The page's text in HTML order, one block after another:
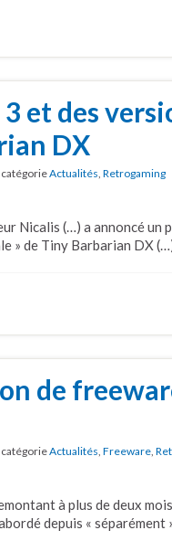
et des
DX
catégorieActualités Retrogaming
Nicalis (…) a annoncé
» de Tiny Barbarian DX
de
catégorieActualités, Freeware,
à plus de deux
depuis «